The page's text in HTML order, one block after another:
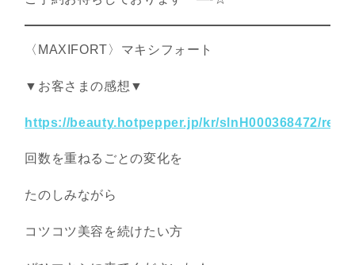
〈MAXIFORT〉マキシフォート
▼お客さまの感想▼
https://beauty.hotpepper.jp/kr/slnH000368472/
回数を重ねるごとの変化を
たのしみながら
コツコツ美容を続けたい方